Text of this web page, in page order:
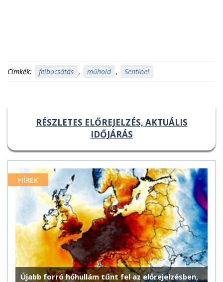
Címkék: felbocsátás , műhold , Sentinel
RÉSZLETES ELŐREJELZÉS, AKTUÁLIS
IDŐJÁRÁS
HÍREK
Újabb forró hőhullám tűnt fel az előrejelzésben,